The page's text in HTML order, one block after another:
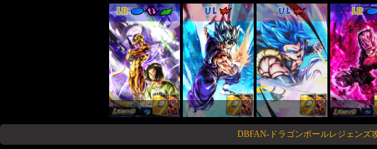
LR UL UL LR
DBFAN-ドラゴンボールレジェンズ